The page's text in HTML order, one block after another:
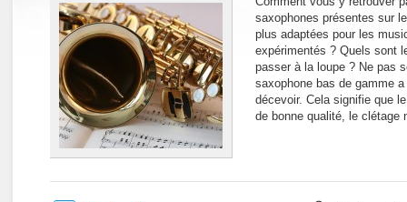
saxophones présentes sur
plus adaptées pour les
expérimentés ? Quels sont
passer à la loupe ? Ne pas
saxophone bas de gamme
décevoir. Cela signifie que
de bonne qualité, le